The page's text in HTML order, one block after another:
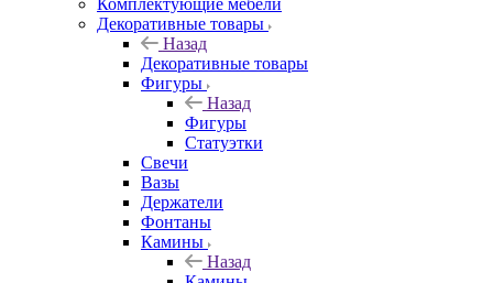
Комплектующие мебели
Декоративные товары
Назад
Декоративные товары
Фигуры
Назад
Фигуры
Статуэтки
Свечи
Вазы
Держатели
Фонтаны
Камины
Назад